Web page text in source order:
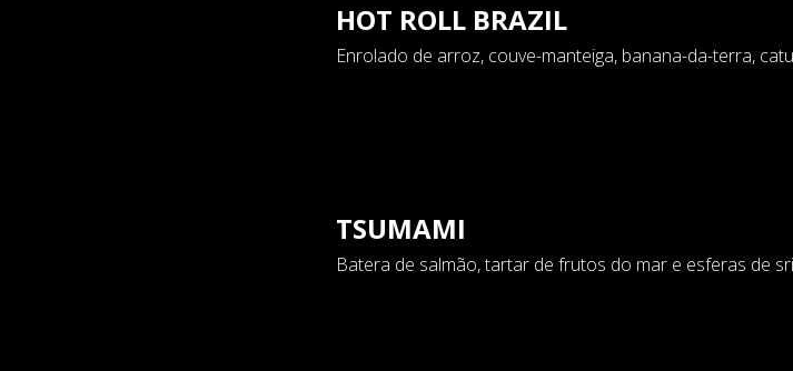
HOT ROLL BRAZIL
Enrolado de arroz, couve-manteiga, banana-da-terra,
TSUMAMI
Batera de salmão, tartar de frutos do mar e esferas de